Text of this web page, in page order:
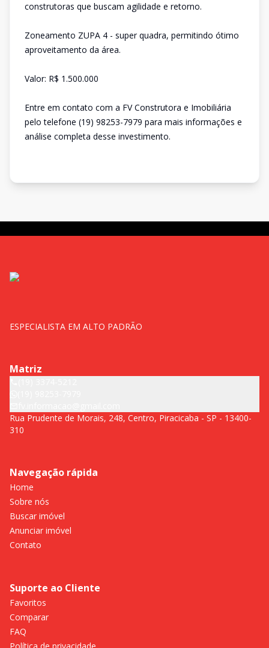
construtoras que buscam agilidade e retorno.
Zoneamento ZUPA 4 - super quadra, permitindo ótimo
aproveitamento da área.
Valor: R$ 1.500.000
Entre em contato com a FV Construtora e Imobiliária
pelo telefone (19) 98253-7979 para mais informações e
análise completa desse investimento.
ESPECIALISTA EM ALTO PADRÃO
Matriz
Rua Prudente de Morais, 248, Centro, Piracicaba - SP - 13400-
310
Navegação rápida
Home
Sobre nós
Buscar imóvel
Anunciar imóvel
Contato
Suporte ao Cliente
Favoritos
Comparar
FAQ